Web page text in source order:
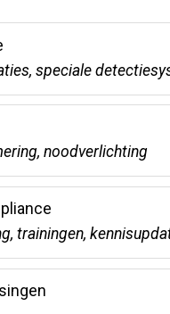
speciale
noodverlichting
trainingen,